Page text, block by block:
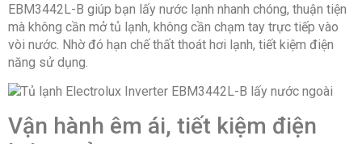
Khoảng
dung
tích
Từ 300 – <
400 lít
Công
Inverter
Tủ lạnh
EBM3442L-B giúp bạn lấy nước lạnh nhanh chóng, thuận tiện
mà không cần mở tủ lạnh, không cần chạm tay trực tiếp vào
vòi nước. Nhờ đó hạn chế thất thoát hơi lạnh, tiết kiệm điện
năng sử dụng.
Vận hành êm ái, tiết kiệm điện